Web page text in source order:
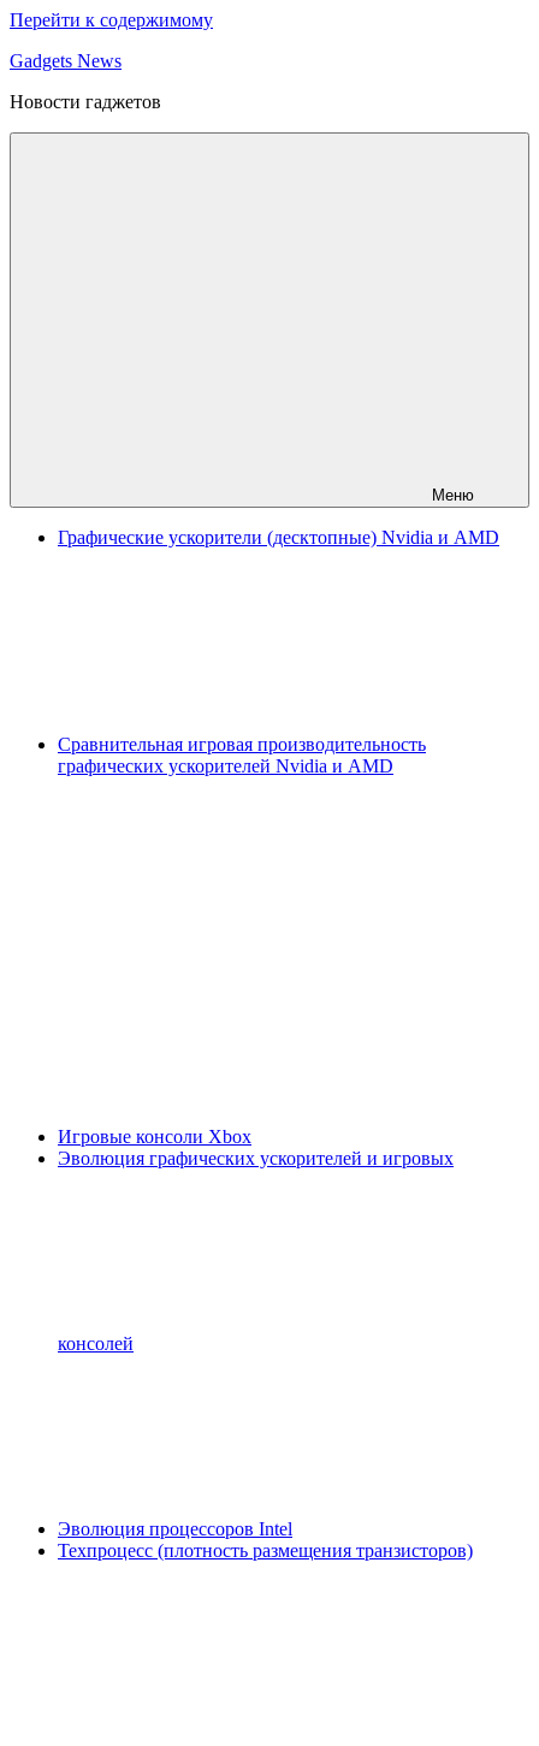
Перейти к содержимому
Gadgets News
Новости гаджетов
Меню
Графические ускорители (десктопные) Nvidia и AMD
Сравнительная игровая производительность
графических ускорителей Nvidia и AMD
Игровые консоли Xbox
Эволюция графических ускорителей и игровых
консолей
Эволюция процессоров Intel
Техпроцесс (плотность размещения транзисторов)